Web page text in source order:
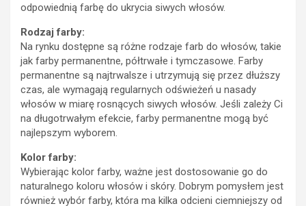
odpowiednią farbę do ukrycia siwych włosów.
Rodzaj farby:
Na rynku dostępne są różne rodzaje farb do włosów, takie
jak farby permanentne, półtrwałe i tymczasowe. Farby
permanentne są najtrwalsze i utrzymują się przez dłuższy
czas, ale wymagają regularnych odświeżeń u nasady
włosów w miarę rosnących siwych włosów. Jeśli zależy Ci
na długotrwałym efekcie, farby permanentne mogą być
najlepszym wyborem.
Kolor farby:
Wybierając kolor farby, ważne jest dostosowanie go do
naturalnego koloru włosów i skóry. Dobrym pomysłem jest
również wybór farby, która ma kilka odcieni ciemniejszy od